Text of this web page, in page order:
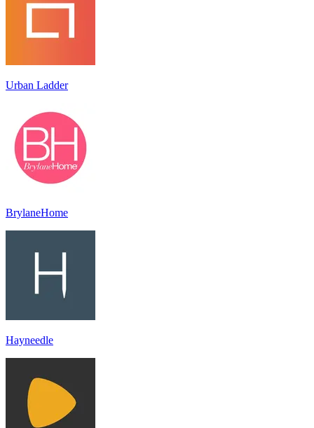
Urban Ladder
BrylaneHome
Hayneedle